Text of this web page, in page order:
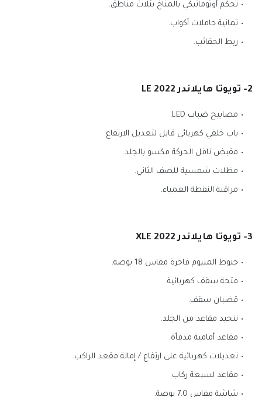
تحكم أوتوماتيكي بالمناخ بثلاث مناطق.
ثمانية حاملات أكواب.
ربط الحقائب.
2- تويوتا هايلاندر LE 2022
مصابيح ضباب LED.
باب خلفي كهربائي قابل لتعديل الارتفاع.
مقبض ناقل الحركة مكسو بالجلد.
مظلات شمسية للصف الثاني.
مراقبة النقطة العمياء.
3- تويوتا هايلاندر XLE 2022
جنوط المنيوم فاخرة مقاس 18 بوصة.
فتحة سقف كهربائية.
قضبان سقف.
تنجيد مقاعد من الجلد.
مقاعد أمامية مدفأة.
تعديلات كهربائية على ارتفاع / إمالة مقعد الراكب.
مقاعد لسبعة ركاب.
شاشة مقاس 7.0 بوصة.